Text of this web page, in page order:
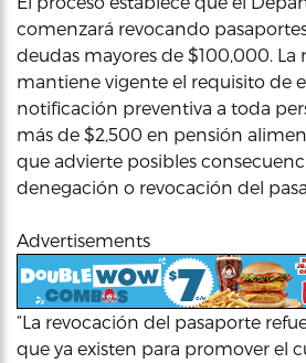
comenzará revocando
deudas mayores de $100,000. La
mantiene vigente el requisito de
notificación preventiva a toda
más de $2,500 en pensión
que advierte posibles
denegación o revocación del
Advertisements
“La revocación del pasaporte
que ya existen para promover el